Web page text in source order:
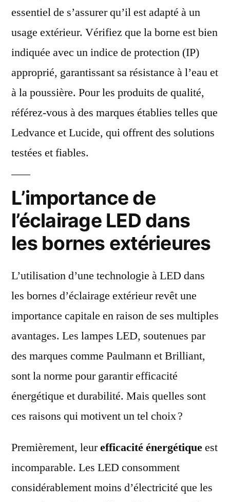
essentiel de s’assurer qu’il est adapté à un
usage extérieur. Vérifiez que la borne est bien
indiquée avec un indice de protection (IP)
approprié, garantissant sa résistance à l’eau et
à la poussière. Pour les produits de qualité,
référez-vous à des marques établies telles que
Ledvance et Lucide, qui offrent des solutions
testées et fiables.
L’importance de
l’éclairage LED dans
les bornes extérieures
L’utilisation d’une technologie à LED dans
les bornes d’éclairage extérieur revêt une
importance capitale en raison de ses multiples
avantages. Les lampes LED, soutenues par
des marques comme Paulmann et Brilliant,
sont la norme pour garantir efficacité
énergétique et durabilité. Mais quelles sont
ces raisons qui motivent un tel choix ?
Premièrement, leurefficacité énergétiqueest
incomparable. Les LED consomment
considérablement moins d’électricité que les